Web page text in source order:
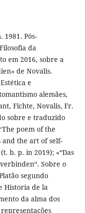
Pós-
da
em 2016, sobre a
de Novalis.
e
alemães,
Fichte, Novalis, Fr.
sobre e traduzido
poem of the
and the art of self-
b. p. in 2019); «“Das
Sobre o
segundo
Historia de la
da alma dos